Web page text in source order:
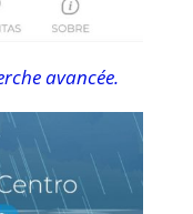
avancée.